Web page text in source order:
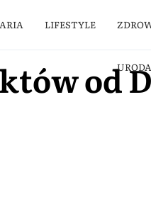
LIFESTYLE
URODA
od